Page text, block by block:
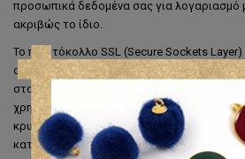
προσωπικά δεδομένα σας για λογαριασμό
ακριβώς το ίδιο.
Το πρωτόκολλο SSL (Secure Sockets
σημείο αναφοράς σήμερα, για την
στους χρήστες και για την
χρηστών και των διαδικτυακών
κρυπτογραφημένη SSL επικοινωνία
κατά την οποία οι πληροφορίες που